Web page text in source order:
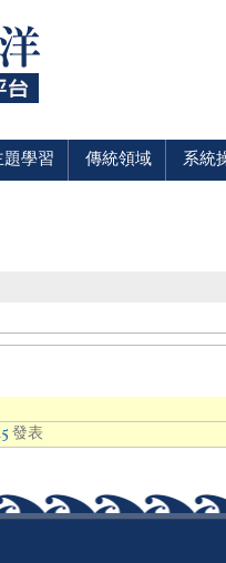
題學習 傳統領域 系統
發表